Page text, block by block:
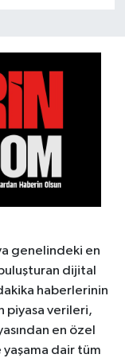
genelindeki en
dijital
haberlerinin
piyasa verileri,
en özel
dair tüm